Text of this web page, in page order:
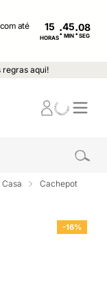
até
15
HORAS: MIN : SEG
regras aqui!
Cachepot
-16%